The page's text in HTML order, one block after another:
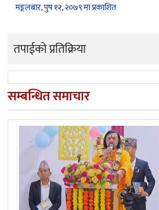
मङ्गलबार, पुष १२, २०७९ मा प्रकाशित
तपाईको प्रतिक्रिया
सम्बन्धित समाचार